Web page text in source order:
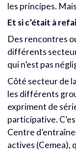
les principes.
Et si c’était à
Des rencontres
différents
qui n’est pas
Côté secteur de
les différents
expriment de
participative.
Centre
actives (Cemea),